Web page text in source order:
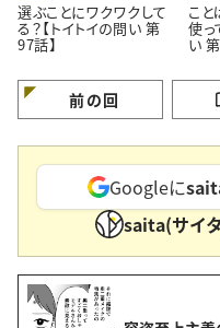
選ぶことにワクワクして
る？【トイトイの問い 第
97話】
こと
使っ
い
前の回
Googleに
saita(サイ